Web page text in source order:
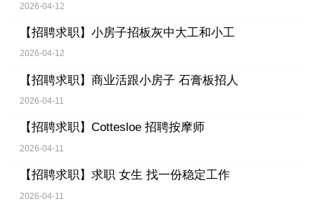
2026-04-12
【招聘求职】 小房子招板灰中大工和小工
2026-04-12
【招聘求职】 商业活跟小房子 石膏板招人
2026-04-11
【招聘求职】 Cottesloe 招聘按摩师
2026-04-11
【招聘求职】 求职 女生 找一份稳定工作
2026-04-11